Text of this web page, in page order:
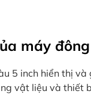
máy
5 inch hiển thị
vật liệu và